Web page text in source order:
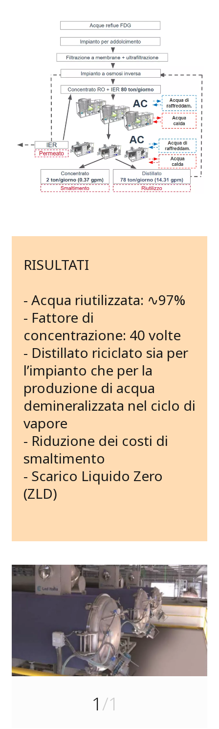
RISULTATI
- Acqua riutilizzata: ∿97%
- Fattore di
concentrazione: 40 volte
- Distillato riciclato sia per
l’impianto che per la
produzione di acqua
demineralizzata nel ciclo di
vapore
- Riduzione dei costi di
smaltimento
- Scarico Liquido Zero
(ZLD)
1/1